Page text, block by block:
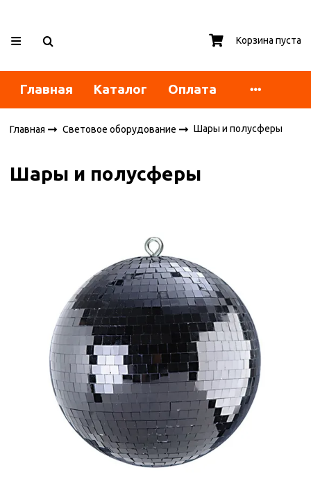
Корзина пуста
Главная Каталог Оплата
Главная Световое оборудование Шары и полусферы
Шары и полусферы